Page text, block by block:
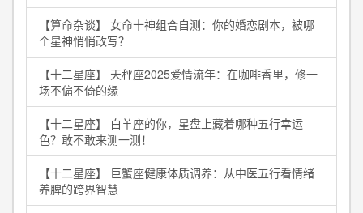
【算命杂谈】 女命十神组合自测：你的婚恋剧本，被哪
个星神悄悄改写？
【十二星座】 天秤座2025爱情流年：在咖啡香里，修一
场不偏不倚的缘
【十二星座】 白羊座的你，星盘上藏着哪种五行幸运
色？敢不敢来测一测！
【十二星座】 巨蟹座健康体质调养：从中医五行看情绪
养脾的跨界智慧